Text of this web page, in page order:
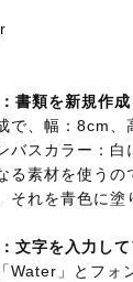
書類を新規作
で、幅：8cm
バスカラー：白
る素材を使う
それを青色に塗
文字を入力し
Water」とフォ